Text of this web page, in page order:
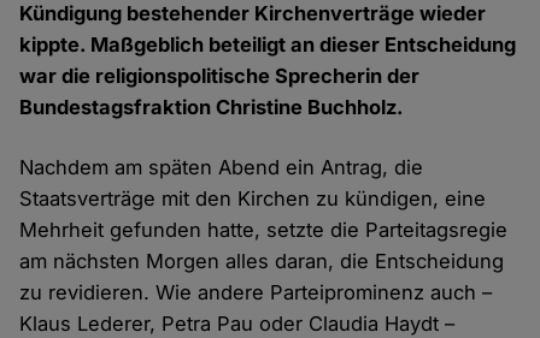
Kündigung bestehender Kirchenverträge wieder
kippte. Maßgeblich beteiligt an dieser Entscheidung
war die religionspolitische Sprecherin der
Bundestagsfraktion Christine Buchholz.
Nachdem am späten Abend ein Antrag, die
Staatsverträge mit den Kirchen zu kündigen, eine
Mehrheit gefunden hatte, setzte die Parteitagsregie
am nächsten Morgen alles daran, die Entscheidung
zu revidieren. Wie andere Parteiprominenz auch –
Klaus Lederer, Petra Pau oder Claudia Haydt –